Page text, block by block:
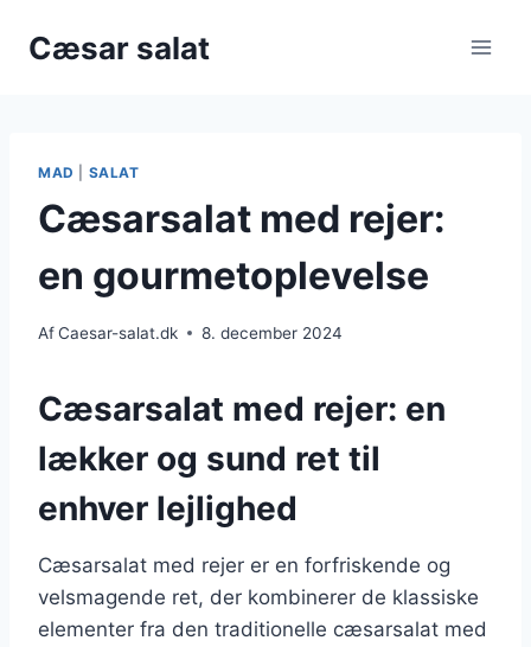
Cæsar salat
MAD SALAT
Cæsarsalat med rejer:
en gourmetoplevelse
AfCaesar-salat.dk 8. december 2024
Cæsarsalat med rejer: en
lækker og sund ret til
enhver lejlighed
Cæsarsalat med rejer er en forfriskende og
velsmagende ret, der kombinerer de klassiske
elementer fra den traditionelle cæsarsalat med